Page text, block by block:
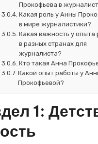
Прокофьева в
Какая роль у Анны
в мире журналистики?
Какая важность у опыта
в разных странах для
журналиста?
Кто такая Анна
Какой опыт работы у
Прокофьевой?
1: